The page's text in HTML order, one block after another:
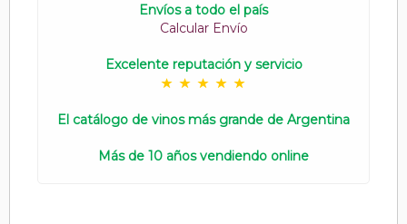
Envíos a todo el país
Calcular Envío
Excelente reputación y servicio
El catálogo de vinos más grande de Argentina
Más de 10 años vendiendo online